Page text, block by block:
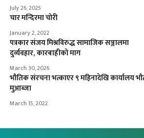
July 26, 2025
चार मन्दिरमा चोरी
January 2, 2022
पत्रकार संजय मिश्रविरुद्ध सामाजिक सञ्जालमा
दुर्व्यवहार, कारबाहीको माग
March 30, 2026
भौतिक संरचना भत्काएर ९ महिनादेखि कार्यालय
मुआब्जा
March 15, 2022